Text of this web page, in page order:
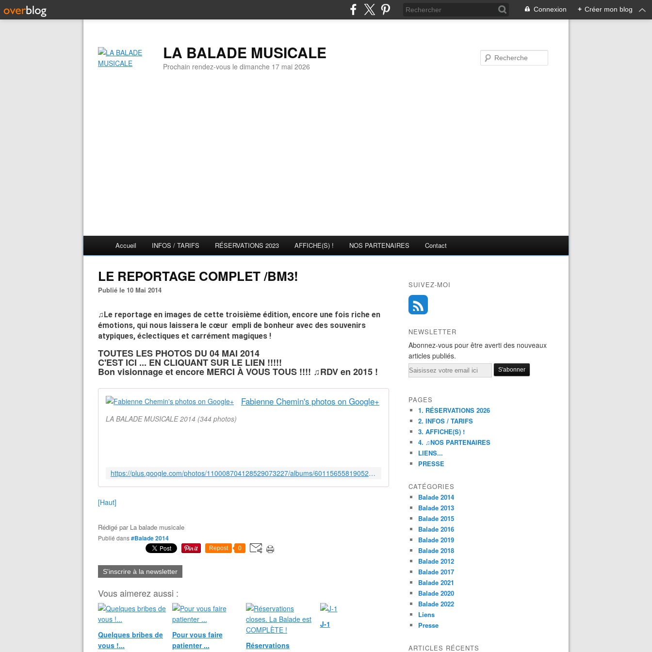
Connexion + Créer mon blog
LA BALADE MUSICALE
Prochain rendez-vous le dimanche 17 mai 2026
Accueil INFOS / TARIFS RÉSERVATIONS 2023 AFFICHE(S) ! NOS PARTENAIRES Contact
LE REPORTAGE COMPLET /BM3!
Publié le 10 Mai 2014
♫Le reportage en images de cette troisième édition, encore une fois riche en
émotions, qui nous laissera le cœur empli de bonheur avec des souvenirs
atypiques, éclectiques et carrément magiques !
TOUTES LES PHOTOS DU 04 MAI 2014
C'EST ICI ... EN CLIQUANT SUR LE LIEN !!!!!
Bon visionnage et encore MERCI À VOUS TOUS !!!! ♫RDV en 2015 !
Fabienne Chemin's photos on Google+
LA BALADE MUSICALE 2014 (344 photos)
https://plus.google.com/photos/110008704128529073227/albums/6011565581905231041
[Haut]
Rédigé par La balade musicale
Publié dans#Balade 2014
Repost 0
S'inscrire à la newsletter
Vous aimerez aussi :
Quelques bribes de
vous !...
Pour vous faire
patienter ...
Réservations
J-1
SUIVEZ-MOI
NEWSLETTER
Abonnez-vous pour être averti des nouveaux
articles publiés.
Email
PAGES
1. RÉSERVATIONS 2026
2. INFOS / TARIFS
3. AFFICHE(S) !
4. ♫NOS PARTENAIRES
LIENS...
PRESSE
CATÉGORIES
Balade 2014
Balade 2013
Balade 2015
Balade 2016
Balade 2019
Balade 2018
Balade 2012
Balade 2017
Balade 2021
Balade 2020
Balade 2022
Liens
Presse
ARTICLES RÉCENTS